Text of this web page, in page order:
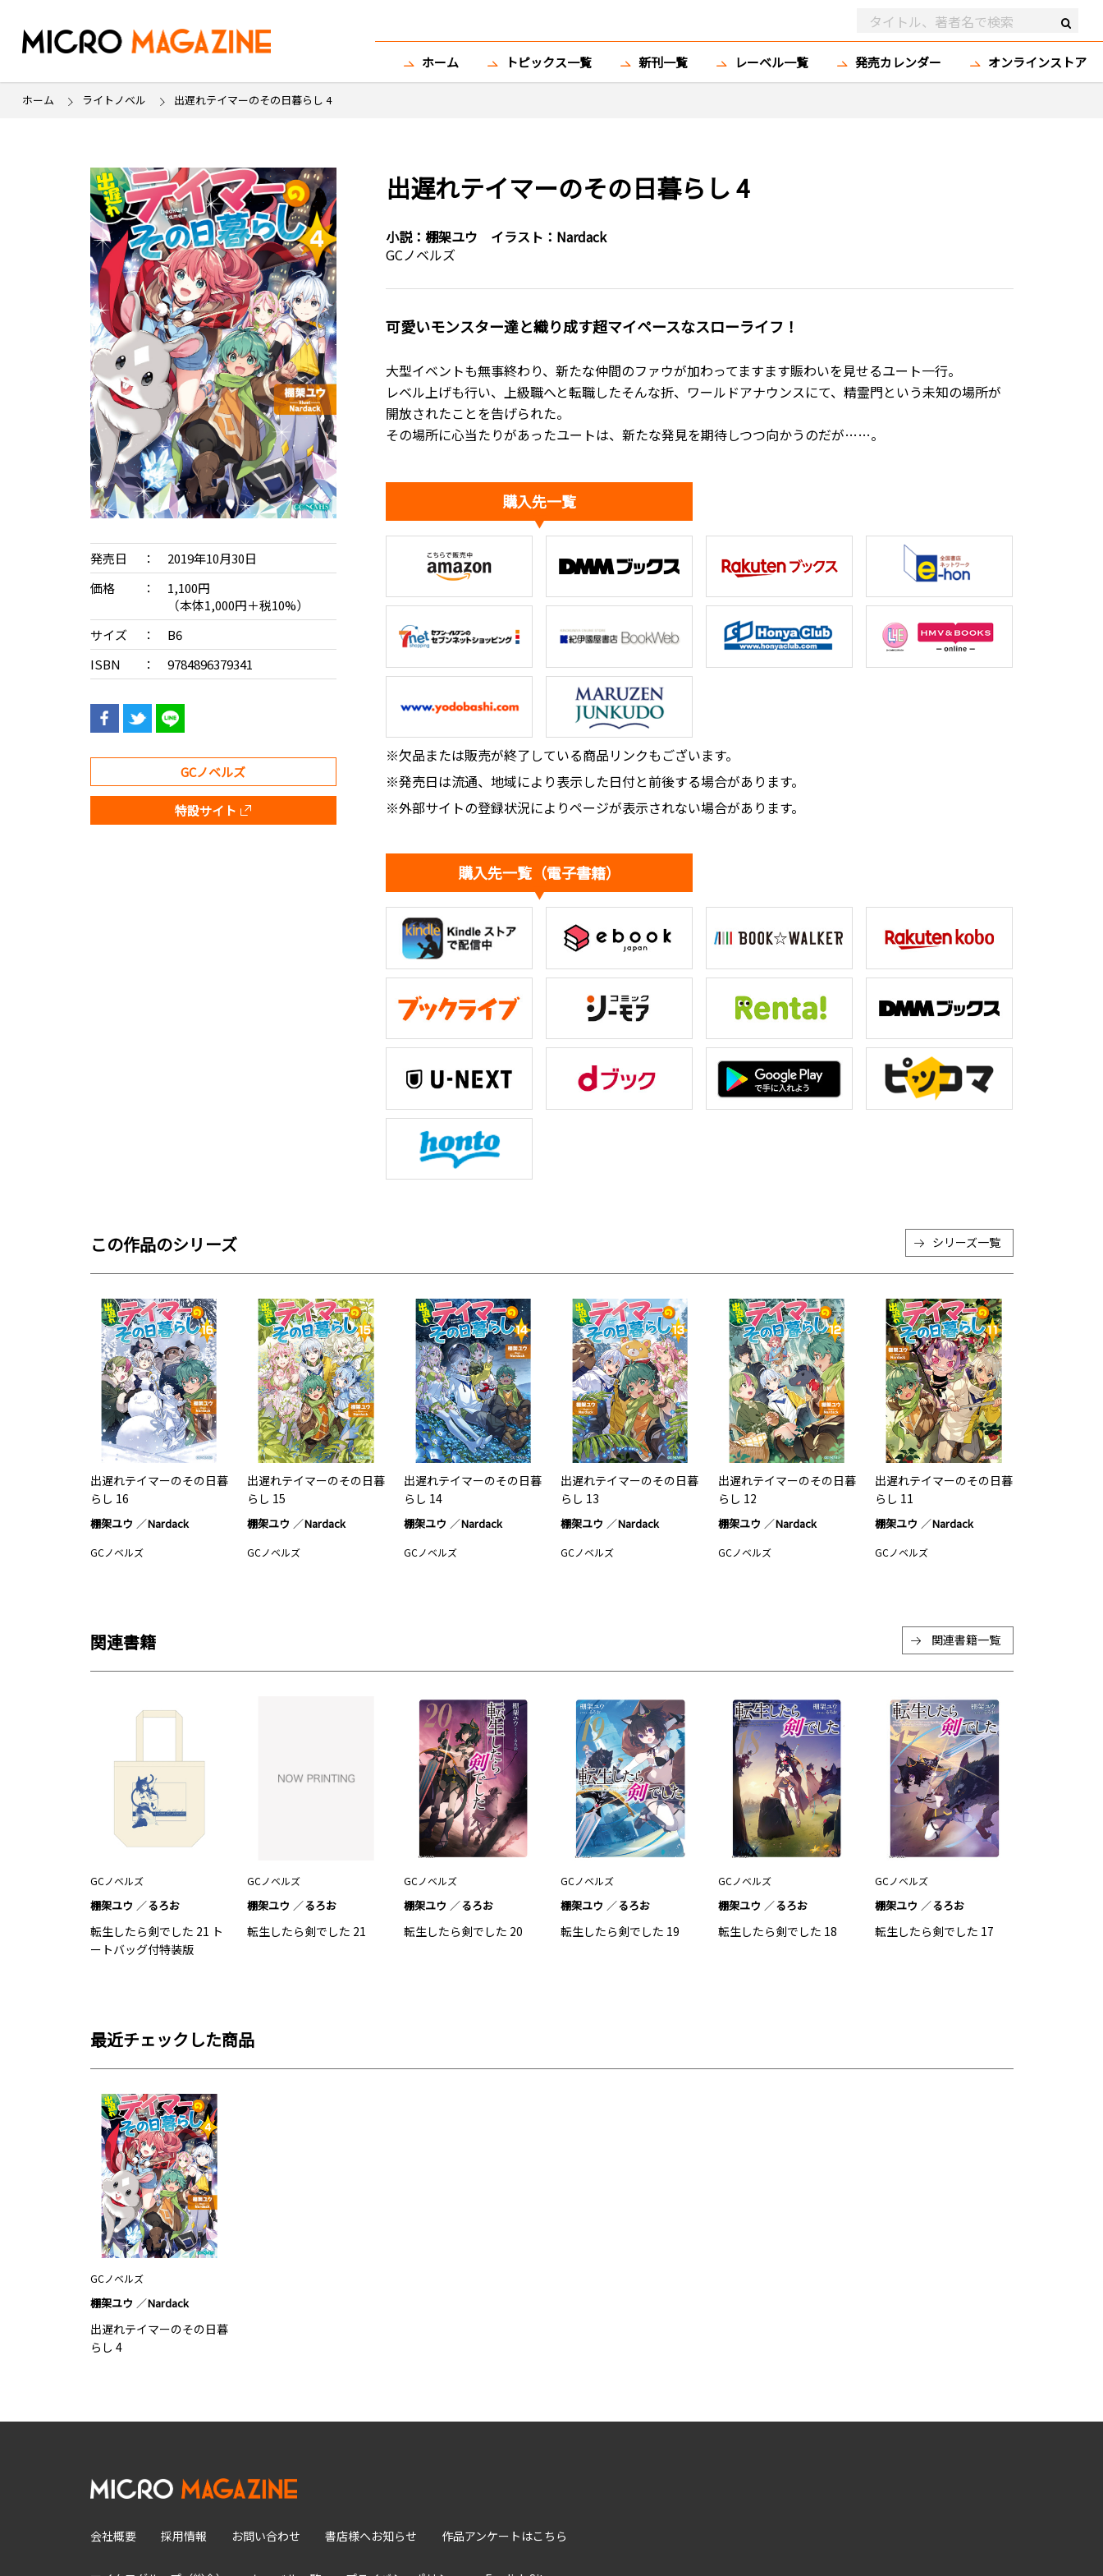
ホーム トピックス一覧 新刊一覧 レーベル一覧 発売カレンダー オンラインストア
ホーム ライトノベル 出遅れテイマーのその日暮らし 4
発売日
2019年10月30日
価格
1,100円
（本体1,000円＋税10%）
サイズ
B6
ISBN
9784896379341
GCノベルズ
特設サイト
出遅れテイマーのその日暮らし 4
小説： 棚架ユウ イラスト： Nardack
GCノベルズ
可愛いモンスター達と織り成す超マイペースなスローライフ！
大型イベントも無事終わり、新たな仲間のファウが加わってますます賑わいを見せるユート一行。
レベル上げも行い、上級職へと転職したそんな折、ワールドアナウンスにて、精霊門という未知の場所が
開放されたことを告げられた。
その場所に心当たりがあったユートは、新たな発見を期待しつつ向かうのだが……。
購入先一覧
※欠品または販売が終了している商品リンクもございます。
※発売日は流通、地域により表示した日付と前後する場合があります。
※外部サイトの登録状況によりページが表示されない場合があります。
購入先一覧（電子書籍）
この作品のシリーズ シリーズ一覧
出遅れテイマーのその日暮
らし 16
棚架ユウ Nardack
GCノベルズ
出遅れテイマーのその日暮
らし 15
棚架ユウ Nardack
GCノベルズ
出遅れテイマーのその日暮
らし 14
棚架ユウ Nardack
GCノベルズ
出遅れテイマーのその日暮
らし 13
棚架ユウ Nardack
GCノベルズ
出遅れテイマーのその日暮
らし 12
棚架ユウ Nardack
GCノベルズ
出遅れテイマーのその日暮
らし 11
棚架ユウ Nardack
GCノベルズ
関連書籍 関連書籍一覧
GCノベルズ
棚架ユウ るろお
転生したら剣でした 21 ト
ートバッグ付特装版
GCノベルズ
棚架ユウ るろお
転生したら剣でした 21
GCノベルズ
棚架ユウ るろお
転生したら剣でした 20
GCノベルズ
棚架ユウ るろお
転生したら剣でした 19
GCノベルズ
棚架ユウ るろお
転生したら剣でした 18
GCノベルズ
棚架ユウ るろお
転生したら剣でした 17
最近チェックした商品
GCノベルズ
棚架ユウ Nardack
出遅れテイマーのその日暮
らし 4
会社概要 採用情報 お問い合わせ 書店様へお知らせ 作品アンケートはこちら